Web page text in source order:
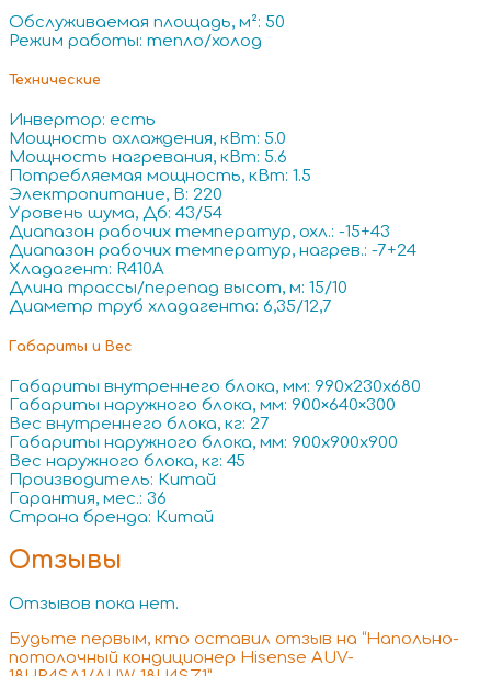
Обслуживаемая площадь, м²: 50
Режим работы: тепло/холод
Технические
Инвертор: есть
Мощность охлаждения, кВт: 5.0
Мощность нагревания, кВт: 5.6
Потребляемая мощность, кВт: 1.5
Электропитание, В: 220
Уровень шума, Дб: 43/54
Диапазон рабочих температур, охл.: -15+43
Диапазон рабочих температур, нагрев.: -7+24
Хладагент: R410A
Длина трассы/перепад высот, м: 15/10
Диаметр труб хладагента: 6,35/12,7
Габариты и Вес
Габариты внутреннего блока, мм: 990x230x680
Габариты наружного блока, мм: 900×640×300
Вес внутреннего блока, кг: 27
Габариты наружного блока, мм: 900x900x900
Вес наружного блока, кг: 45
Производитель: Китай
Гарантия, мес.: 36
Страна бренда: Китай
Отзывы
Отзывов пока нет.
Будьте первым, кто оставил отзыв на “Напольно-
потолочный кондиционер Hisense AUV-